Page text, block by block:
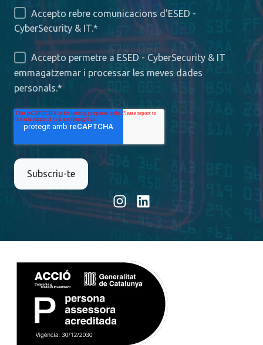
Accepto rebre comunicacions d'ESED -
CyberSecurity & IT.*
Accepto permetre a ESED - CyberSecurity & IT
emmagatzemar i processar les meves dades
personals.*